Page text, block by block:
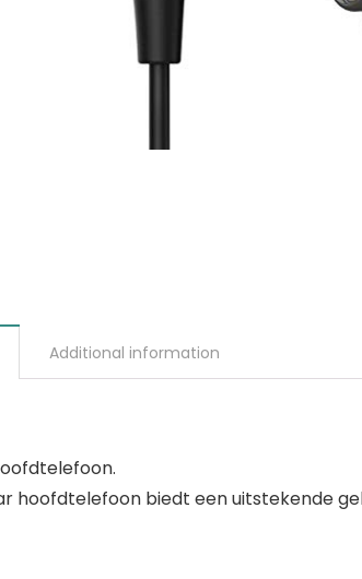
Additional information
hoofdtelefoon biedt een uitstekende